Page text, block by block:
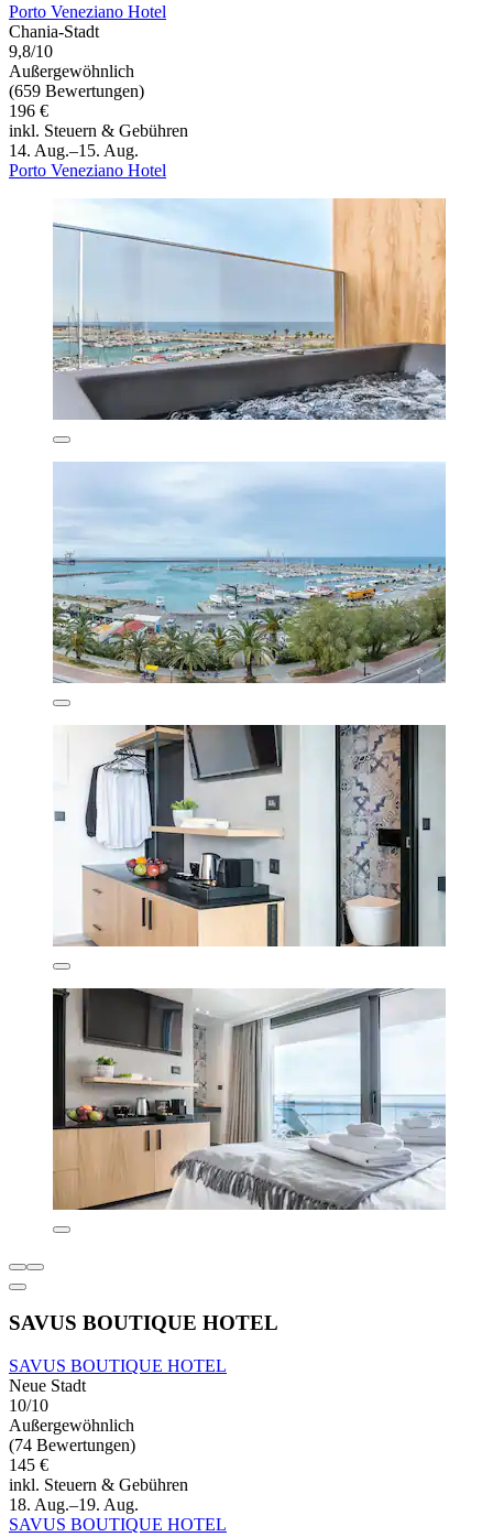
Porto Veneziano Hotel
Chania-Stadt
9,8/10
Außergewöhnlich
(659 Bewertungen)
196 €
inkl. Steuern & Gebühren
14. Aug.–15. Aug.
Porto Veneziano Hotel
SAVUS BOUTIQUE HOTEL
SAVUS BOUTIQUE HOTEL
Neue Stadt
10/10
Außergewöhnlich
(74 Bewertungen)
145 €
inkl. Steuern & Gebühren
18. Aug.–19. Aug.
SAVUS BOUTIQUE HOTEL